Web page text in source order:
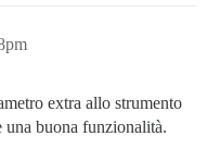
extra allo strumento
una buona funzionalità.